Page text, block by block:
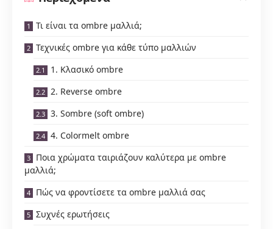
Τι είναι τα ombre μαλλιά;
Τεχνικές ombre για κάθε τύπο μαλλιών
1. Κλασικό ombre
2. Reverse ombre
3. Sombre (soft ombre)
4. Colormelt ombre
Ποια χρώματα ταιριάζουν καλύτερα με ombre
μαλλιά;
Πώς να φροντίσετε τα ombre μαλλιά σας
Συχνές ερωτήσεις